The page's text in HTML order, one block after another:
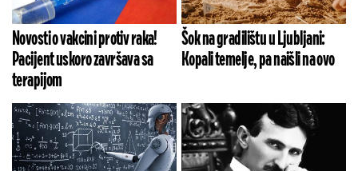
Novosti o vakcini protiv raka!
Pacijent uskoro završava sa
terapijom
Šok na gradilištu u Ljubljani:
Kopali temelje, pa naišli na ovo